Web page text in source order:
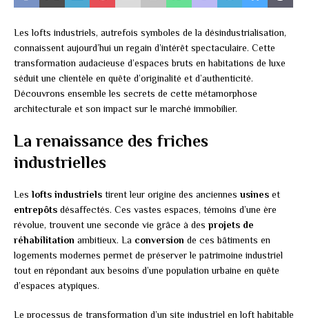
Les lofts industriels, autrefois symboles de la désindustrialisation,
connaissent aujourd’hui un regain d’intérêt spectaculaire. Cette
transformation audacieuse d’espaces bruts en habitations de luxe
séduit une clientèle en quête d’originalité et d’authenticité.
Découvrons ensemble les secrets de cette métamorphose
architecturale et son impact sur le marché immobilier.
La renaissance des friches
industrielles
Les lofts industriels tirent leur origine des anciennesusines et
entrepôts désaffectés. Ces vastes espaces, témoins d’une ère
révolue, trouvent une seconde vie grâce à des projets de
réhabilitation ambitieux. La conversion de ces bâtiments en
logements modernes permet de préserver le patrimoine industriel
tout en répondant aux besoins d’une population urbaine en quête
d’espaces atypiques.
Le processus de transformation d’un site industriel en loft habitable